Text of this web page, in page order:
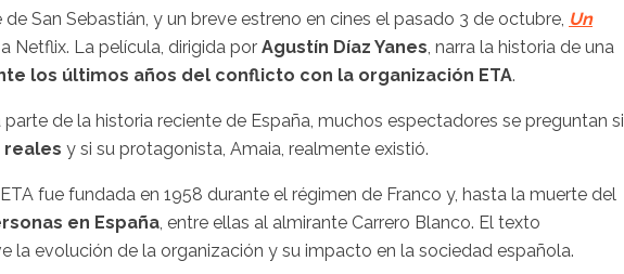
San Sebastián, y un breve estreno en cines el pasado 3 de octubre, Un
Netflix. La película, dirigida por Agustín Díaz Yanes , narra la historia de una
los últimos años del conflicto con la organización ETA.
de la historia reciente de España, muchos espectadores se preguntan si
reales y si su protagonista, Amaia, realmente existió.
fue fundada en 1958 durante el régimen de Franco y, hasta la muerte del
en España , entre ellas al almirante Carrero Blanco. El texto
la evolución de la organización y su impacto en la sociedad española.